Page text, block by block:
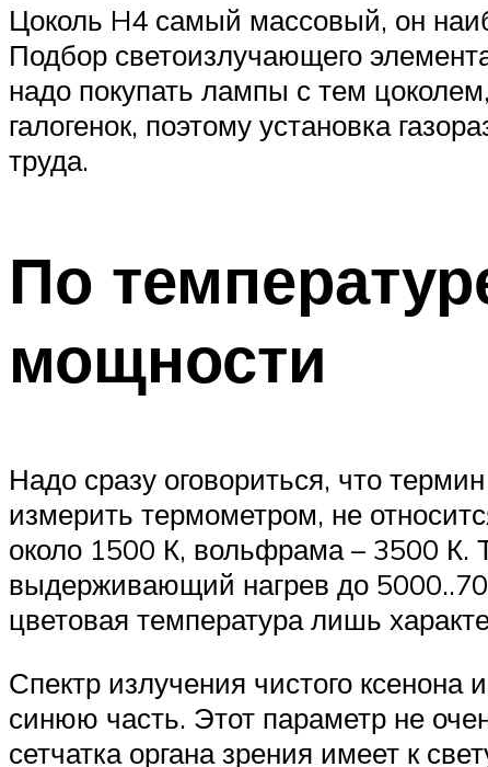
Цоколь H4 самый массовый, он
Подбор светоизлучающего
надо покупать лампы с тем
галогенок, поэтому установка
труда.
По
мощности
Надо сразу оговориться, что
измерить термометром, не
около 1500 К, вольфрама – 3500 К.
выдерживающий нагрев до
цветовая температура лишь
Спектр излучения чистого
синюю часть. Этот параметр не
сетчатка органа зрения имеет к